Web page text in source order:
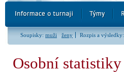
Soupisky: muži ženy Rozpis a výsledky:
Osobní statistiky